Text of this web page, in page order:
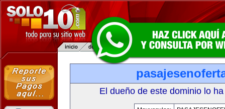
El dueño de este dominio lo